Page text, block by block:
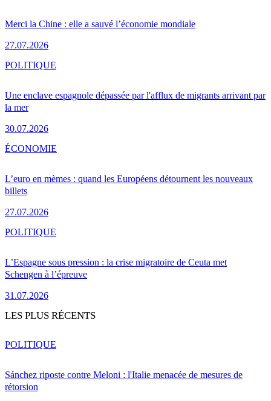
Merci la Chine : elle a sauvé l’économie mondiale
27.07.2026
Une enclave espagnole dépassée par l'afflux de migrants arrivant par
la mer
30.07.2026
POLITIQUE
L’euro en mèmes : quand les Européens détournent les nouveaux
billets
27.07.2026
ÉCONOMIE
L’Espagne sous pression : la crise migratoire de Ceuta met
Schengen à l’épreuve
31.07.2026
POLITIQUE
LES PLUS RÉCENTS
Sánchez riposte contre Meloni : l'Italie menacée de mesures de
rétorsion
POLITIQUE